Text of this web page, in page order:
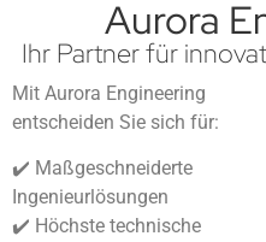
Aurora
Ihr Partner für
Mit Aurora Engineering
entscheiden Sie sich für:
✔️ Maßgeschneiderte
Ingenieurlösungen
✔️ Höchste technische